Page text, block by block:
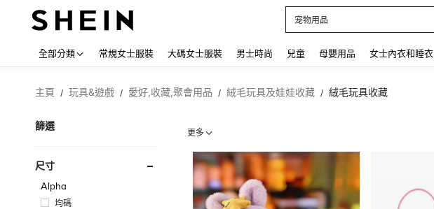
占卜
全部分類 常規女士服裝 大碼女士服裝 男士時尚 兒童 母嬰用品 女士內衣和睡衣
主頁 / 玩具&遊戲 / 愛好,收藏,聚會用品 / 絨毛玩具及娃娃收藏 / 絨毛玩具收藏
篩選
尺寸
Alpha
均碼
更多